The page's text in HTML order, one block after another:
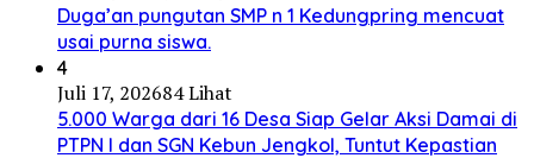
Duga’an pungutan SMP n 1 Kedungpring mencuat
usai purna siswa.
4
Juli 17, 202684 Lihat
5.000 Warga dari 16 Desa Siap Gelar Aksi Damai di
PTPN I dan SGN Kebun Jengkol, Tuntut Kepastian